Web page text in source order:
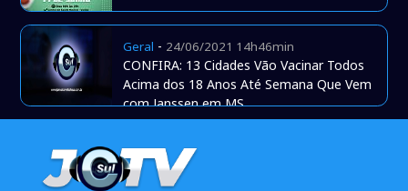
Geral - 24/06/2021 14h46min
CONFIRA: 13 Cidades Vão Vacinar Todos
Acima dos 18 Anos Até Semana Que Vem
com Janssen em MS